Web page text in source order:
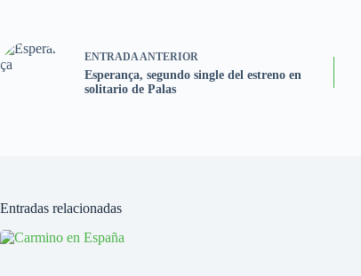
ENTRADA ANTERIOR
Esperança, segundo single del estreno en
solitario de Palas
Entradas relacionadas